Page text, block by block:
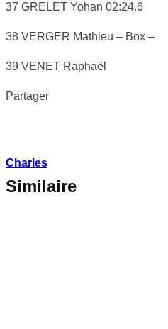
37 GRELET Yohan 02:24.6
38 VERGER Mathieu – Box –
39 VENET Raphaël
Partager
Charles
Similaire